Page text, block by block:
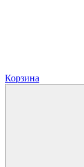
Корзина